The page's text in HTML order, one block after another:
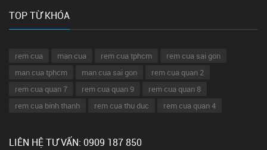
TOP TỪ KHÓA
rem cua man cua rem cua tphcm
rem cua sai gon
man cua tphcm
man cua sai gon
rem cua quan 2
rem cua quan 7
rem cua quan 9
rem cua quan 8
rem cua binh thanh
rem cua thu duc rem cua quan 4
LIÊN HỆ TƯ VẤN: 0909 187 850